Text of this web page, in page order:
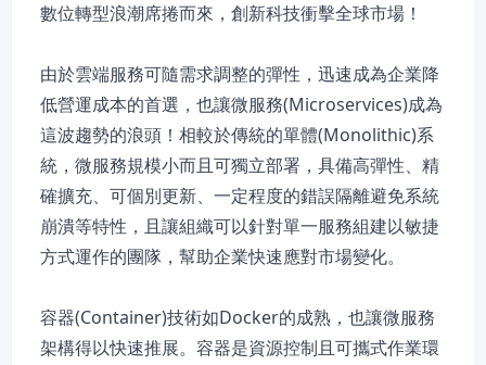
數位轉型浪潮席捲而來，創新科技衝擊全球市場！
由於雲端服務可隨需求調整的彈性，迅速成為企業降
低營運成本的首選，也讓微服務(Microservices)成為
這波趨勢的浪頭！相較於傳統的單體(Monolithic)系
統，微服務規模小而且可獨立部署，具備高彈性、精
確擴充、可個別更新、一定程度的錯誤隔離避免系統
崩潰等特性，且讓組織可以針對單一服務組建以敏捷
方式運作的團隊，幫助企業快速應對市場變化。
容器(Container)技術如Docker的成熟，也讓微服務
架構得以快速推展。容器是資源控制且可攜式作業環